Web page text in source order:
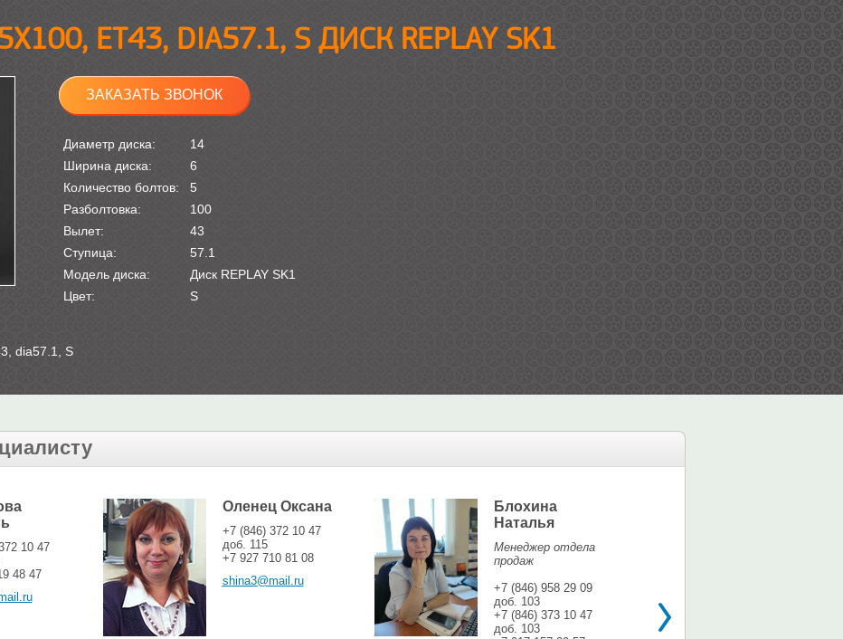
ET43, DIA57.1, S ДИСК REPLAY SK1
ЗАКАЗАТЬ ЗВОНОК
Диаметр диска:
14
Ширина диска:
6
Количество болтов:
5
Разболтовка:
100
Вылет:
43
Ступица:
57.1
Модель диска:
Диск REPLAY SK1
Цвет:
S
dia57.1, S
10 47
48 47
Оленец Оксана
+7 (846) 372 10 47
доб. 115
+7 927 710 81 08
shina3@mail.ru
Блохина
Наталья
Менеджер отдела
продаж
+7 (846) 958 29 09
доб. 103
+7 (846) 373 10 47
доб. 103